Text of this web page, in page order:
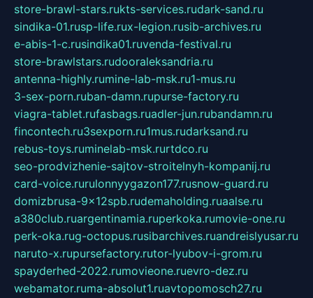
store-brawl-stars.rukts-services.rudark-sand.ru
sindika-01.rusp-life.rux-legion.rusib-archives.ru
e-abis-1-c.rusindika01.ruvenda-festival.ru
store-brawlstars.rudooraleksandria.ru
antenna-highly.rumine-lab-msk.ru1-mus.ru
3-sex-porn.ruban-damn.rupurse-factory.ru
viagra-tablet.rufasbags.ruadler-jun.rubandamn.ru
fincontech.ru3sexporn.ru1mus.rudarksand.ru
rebus-toys.ruminelab-msk.rurtdco.ru
seo-prodvizhenie-sajtov-stroitelnyh-kompanij.ru
card-voice.rurulonnyygazon177.rusnow-guard.ru
domizbrusa-9x12spb.rudemaholding.ruaalse.ru
a380club.ruargentinamia.ruperkoka.rumovie-one.ru
perk-oka.rug-octopus.rusibarchives.ruandreislyusar.ru
naruto-x.rupursefactory.rutor-lyubov-i-grom.ru
spayderhed-2022.rumovieone.ruevro-dez.ru
webamator.ruma-absolut1.ruavtopomosch27.ru